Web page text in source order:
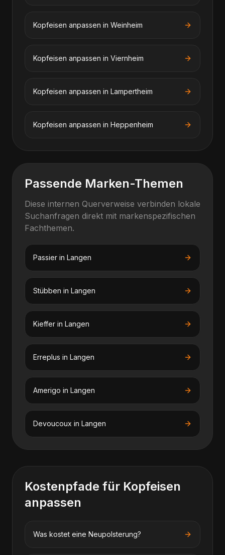
Kopfeisen anpassen in Weinheim
Kopfeisen anpassen in Viernheim
Kopfeisen anpassen in Lampertheim
Kopfeisen anpassen in Heppenheim
Passende Marken-Themen
Diese internen Querverweise verbinden lokale
Suchanfragen direkt mit markenspezifischen
Fachthemen.
Passier in Langen
Stübben in Langen
Kieffer in Langen
Erreplus in Langen
Amerigo in Langen
Devoucoux in Langen
Kostenpfade für Kopfeisen
anpassen
Was kostet eine Neupolsterung?